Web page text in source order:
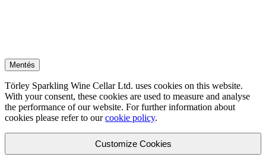
Mentés
Törley Sparkling Wine Cellar Ltd. uses cookies on this website.
With your consent, these cookies are used to measure and analyse
the performance of our website. For further information about
cookies please refer to ourcookie policy.
Customize Cookies